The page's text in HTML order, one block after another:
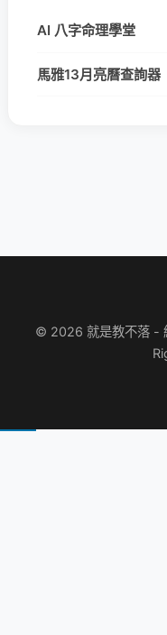
AI 八字命理學堂
馬雅13月亮曆查詢器
© 2026 就是教不落 -